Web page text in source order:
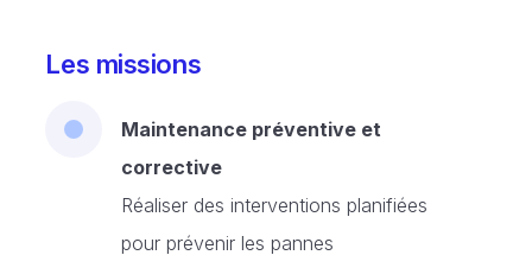
Les missions
Maintenance préventive et
corrective
Réaliser des interventions planifiées
pour prévenir les pannes